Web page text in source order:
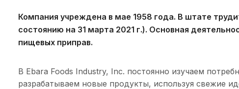
Компания учреждена в мае 1958 года. В штате
состоянию на 31 марта 2021 г.). Основная
пищевых приправ.
В Ebara Foods Industry, Inc. постоянно изучаем
разрабатываем новые продукты, используя свежие